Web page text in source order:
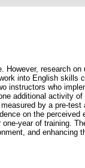
However, research on
into English skills
instructors who
additional activity of
by a pre-test
on the perceived
year of training.
and enhancing